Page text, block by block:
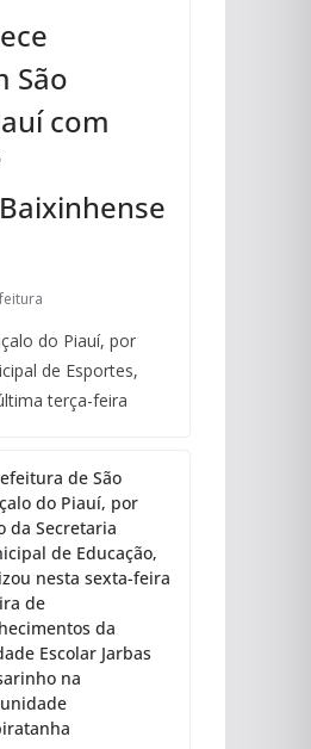
São
com
do Piauí, por
de Esportes,
terça-feira
de São
do Piauí, por
da Secretaria
de Educação,
nesta sexta-feira
de
da
Escolar Jarbas
na